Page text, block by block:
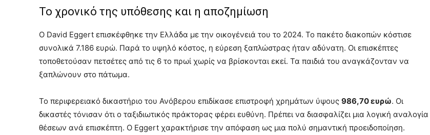
Το χρονικό της υπόθεσης και η αποζημίωση
Ο David Eggert επισκέφθηκε την Ελλάδα με την οικογένειά του το 2024. Το πακέτο διακοπών κόστισε
συνολικά 7.186 ευρώ. Παρά το υψηλό κόστος, η εύρεση ξαπλώστρας ήταν αδύνατη. Οι επισκέπτες
τοποθετούσαν πετσέτες από τις 6 το πρωί χωρίς να βρίσκονται εκεί. Τα παιδιά του αναγκάζονταν να
ξαπλώνουν στο πάτωμα.
Το περιφερειακό δικαστήριο του Ανόβερου επιδίκασε επιστροφή χρημάτων ύψους 986,70 ευρώ. Οι
δικαστές τόνισαν ότι ο ταξιδιωτικός πράκτορας φέρει ευθύνη. Πρέπει να διασφαλίζει μια λογική αναλογία
θέσεων ανά επισκέπτη. Ο Eggert χαρακτήρισε την απόφαση ως μια πολύ σημαντική προειδοποίηση.